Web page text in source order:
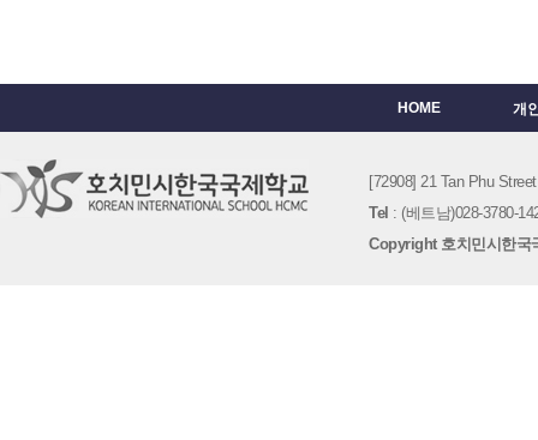
HOME 개
[72908] 21 Tan Phu
Tel : (베트남)028-3780-
Copyright 호치민시한국